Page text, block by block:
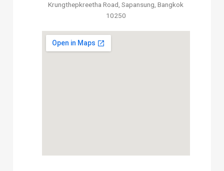
Krungthepkreetha Road, Sapansung, Bangkok
10250